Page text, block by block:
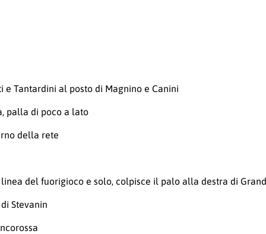
e Tantardini al posto di Magnino e Canini
palla di poco a lato
della rete
del fuorigioco e solo, colpisce il palo alla destra di
Stevanin